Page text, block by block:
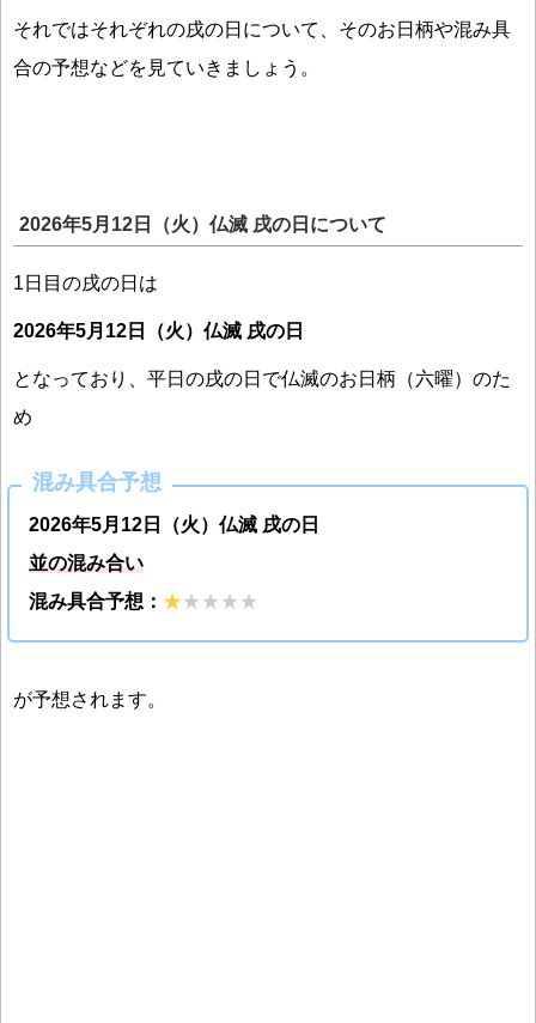
それではそれぞれの戌の日について、そのお日柄や混み具
合の予想などを見ていきましょう。
2026年5月12日（火）仏滅 戌の日について
1日目の戌の日は
2026年5月12日（火）仏滅 戌の日
となっており、平日の戌の日で仏滅のお日柄（六曜）のた
め
混み具合予想
2026年5月12日（火）仏滅 戌の日
並の混み合い
混み具合予想：
が予想されます。